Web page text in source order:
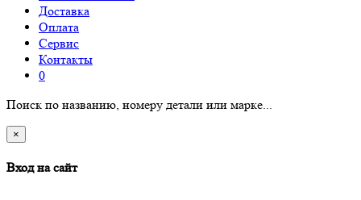
Доставка
Оплата
Сервис
Контакты
0
Поиск по названию, номеру детали или марке...
×
Вход на сайт